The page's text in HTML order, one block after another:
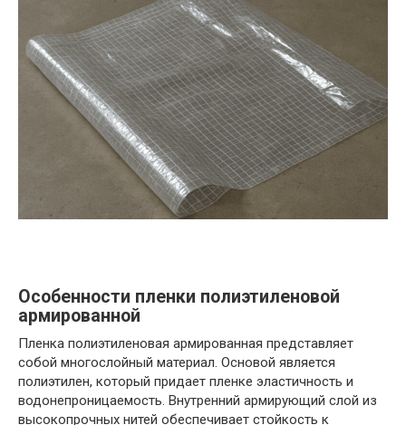
Особенности пленки полиэтиленовой
армированной
Пленка полиэтиленовая армированная представляет
собой многослойный материал. Основой является
полиэтилен, который придает пленке эластичность и
водонепроницаемость. Внутренний армирующий слой из
высокопрочных нитей обеспечивает стойкость к